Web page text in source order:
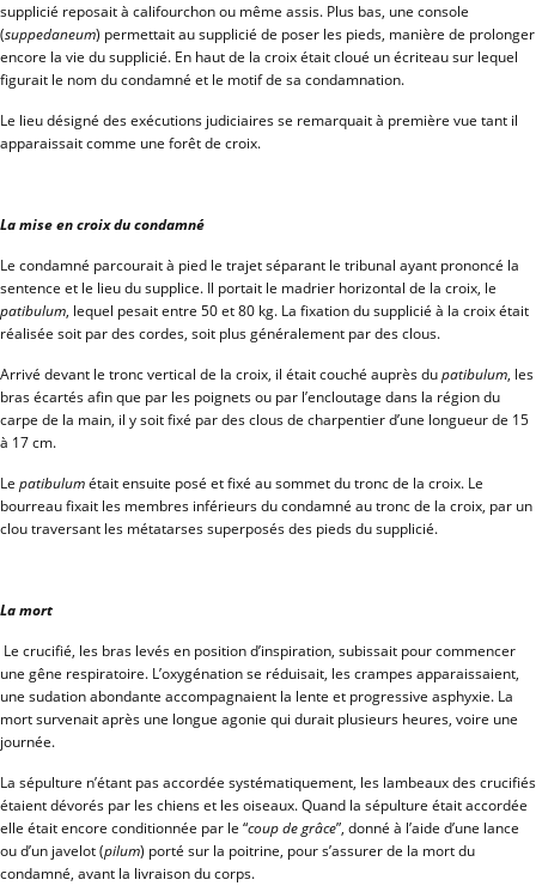
supplicié reposait à califourchon ou même assis. Plus bas, une console
(suppedaneum) permettait au supplicié de poser les pieds, manière de prolonger
encore la vie du supplicié. En haut de la croix était cloué un écriteau sur lequel
figurait le nom du condamné et le motif de sa condamnation.
Le lieu désigné des exécutions judiciaires se remarquait à première vue tant il
apparaissait comme une forêt de croix.
La mise en croix du condamné
Le condamné parcourait à pied le trajet séparant le tribunal ayant prononcé la
sentence et le lieu du supplice. Il portait le madrier horizontal de la croix, le
patibulum, lequel pesait entre 50 et 80 kg. La fixation du supplicié à la croix était
réalisée soit par des cordes, soit plus généralement par des clous.
Arrivé devant le tronc vertical de la croix, il était couché auprès dupatibulum, les
bras écartés afin que par les poignets ou par l’encloutage dans la région du
carpe de la main, il y soit fixé par des clous de charpentier d’une longueur de 15
à 17 cm.
Le patibulumétait ensuite posé et fixé au sommet du tronc de la croix. Le
bourreau fixait les membres inférieurs du condamné au tronc de la croix, par un
clou traversant les métatarses superposés des pieds du supplicié.
La mort
Le crucifié, les bras levés en position d’inspiration, subissait pour commencer
une gêne respiratoire. L’oxygénation se réduisait, les crampes apparaissaient,
une sudation abondante accompagnaient la lente et progressive asphyxie. La
mort survenait après une longue agonie qui durait plusieurs heures, voire une
journée.
La sépulture n’étant pas accordée systématiquement, les lambeaux des crucifiés
étaient dévorés par les chiens et les oiseaux. Quand la sépulture était accordée
elle était encore conditionnée par le “coup de grâce”, donné à l’aide d’une lance
ou d’un javelot (pilum) porté sur la poitrine, pour s’assurer de la mort du
condamné, avant la livraison du corps.